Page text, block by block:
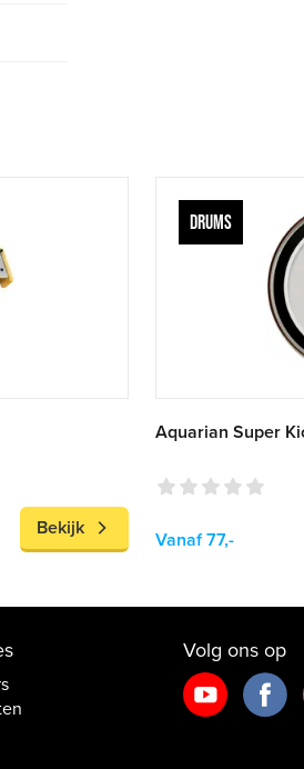
Bekijk
DRUMS
Aquarian Super
Vanaf 77,-
Volg ons op